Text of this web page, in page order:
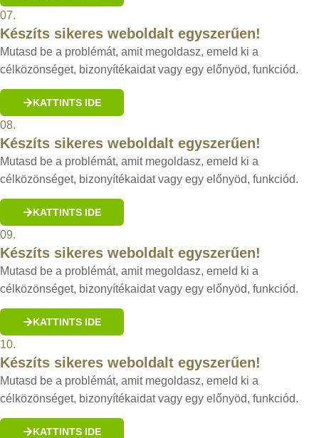
07.
Készíts sikeres weboldalt egyszerűen!
Mutasd be a problémát, amit megoldasz, emeld ki a
célközönséget, bizonyítékaidat vagy egy előnyöd, funkciód.
KATTINTS IDE
08.
Készíts sikeres weboldalt egyszerűen!
Mutasd be a problémát, amit megoldasz, emeld ki a
célközönséget, bizonyítékaidat vagy egy előnyöd, funkciód.
KATTINTS IDE
09.
Készíts sikeres weboldalt egyszerűen!
Mutasd be a problémát, amit megoldasz, emeld ki a
célközönséget, bizonyítékaidat vagy egy előnyöd, funkciód.
KATTINTS IDE
10.
Készíts sikeres weboldalt egyszerűen!
Mutasd be a problémát, amit megoldasz, emeld ki a
célközönséget, bizonyítékaidat vagy egy előnyöd, funkciód.
KATTINTS IDE